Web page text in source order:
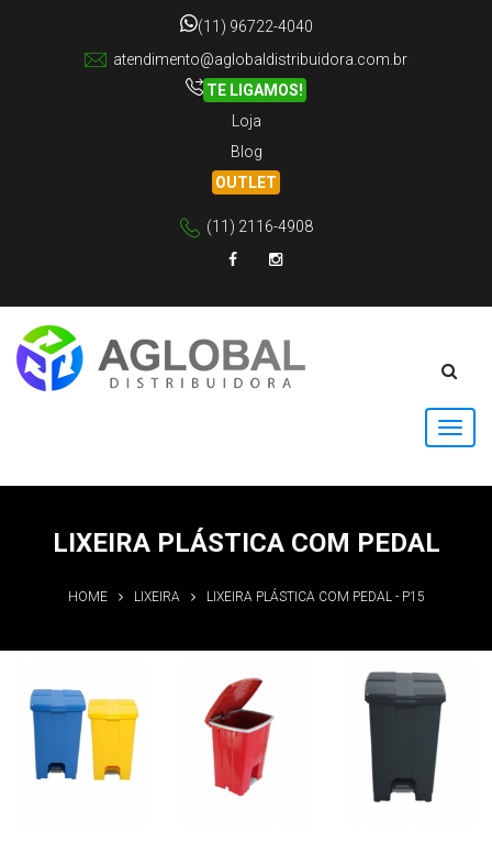
(11) 96722-4040
atendimento@aglobaldistribuidora.com.br
TE LIGAMOS!
Loja
Blog
OUTLET
(11) 2116-4908
LIXEIRA PLÁSTICA COM PEDAL
HOME LIXEIRA LIXEIRA PLÁSTICA COM PEDAL - P15
Lixeira